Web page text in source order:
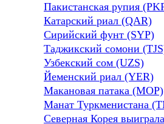
Пакистанская рупия
Катарский риал (QAR)
Сирийский фунт (SYP)
Таджикский сомони
Узбекский сом (UZS)
Йеменский риал (YER)
Макановая патака (MOP)
Манат Туркменистана
Северная Корея